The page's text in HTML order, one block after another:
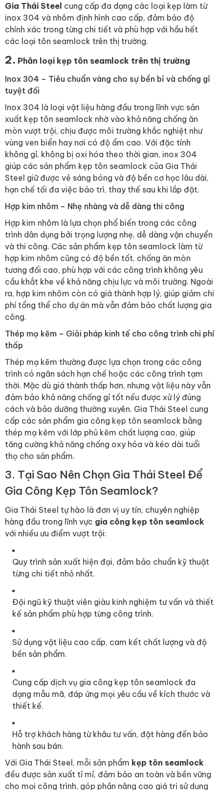
Gia Thái Steel cung cấp đa dạng các loại kẹp làm từ
inox 304 và nhôm định hình cao cấp, đảm bảo độ
chính xác trong từng chi tiết và phù hợp với hầu hết
các loại tôn seamlock trên thị trường.
2. Phân loại kẹp tôn seamlock trên thị trường
Inox 304 – Tiêu chuẩn vàng cho sự bền bỉ và chống gỉ
tuyệt đối
Inox 304 là loại vật liệu hàng đầu trong lĩnh vực sản
xuất kẹp tôn seamlock nhờ vào khả năng chống ăn
mòn vượt trội, chịu được môi trường khắc nghiệt như
vùng ven biển hay nơi có độ ẩm cao. Với đặc tính
không gỉ, không bị oxi hóa theo thời gian, inox 304
giúp các sản phẩm kẹp tôn seamlock của Gia Thái
Steel giữ được vẻ sáng bóng và độ bền cơ học lâu dài,
hạn chế tối đa việc bảo trì, thay thế sau khi lắp đặt.
Hợp kim nhôm – Nhẹ nhàng và dễ dàng thi công
Hợp kim nhôm là lựa chọn phổ biến trong các công
trình dân dụng bởi trọng lượng nhẹ, dễ dàng vận chuyển
và thi công. Các sản phẩm kẹp tôn seamlock làm từ
hợp kim nhôm cũng có độ bền tốt, chống ăn mòn
tương đối cao, phù hợp với các công trình không yêu
cầu khắt khe về khả năng chịu lực và môi trường. Ngoài
ra, hợp kim nhôm còn có giá thành hợp lý, giúp giảm chi
phí tổng thể cho dự án mà vẫn đảm bảo chất lượng gia
công.
Thép mạ kẽm – Giải pháp kinh tế cho công trình chi phí
thấp
Thép mạ kẽm thường được lựa chọn trong các công
trình có ngân sách hạn chế hoặc các công trình tạm
thời. Mặc dù giá thành thấp hơn, nhưng vật liệu này vẫn
đảm bảo khả năng chống gỉ tốt nếu được xử lý đúng
cách và bảo dưỡng thường xuyên. Gia Thái Steel cung
cấp các sản phẩm gia công kẹp tôn seamlock bằng
thép mạ kẽm với lớp phủ kẽm chất lượng cao, giúp
tăng cường khả năng chống oxy hóa và kéo dài tuổi
thọ cho sản phẩm.
3. Tại Sao Nên Chọn Gia Thái Steel Để
Gia Công Kẹp Tôn Seamlock?
Gia Thái Steel tự hào là đơn vị uy tín, chuyên nghiệp
hàng đầu trong lĩnh vực gia công kẹp tôn seamlock
với nhiều ưu điểm vượt trội:
Quy trình sản xuất hiện đại, đảm bảo chuẩn kỹ thuật
từng chi tiết nhỏ nhất.
Đội ngũ kỹ thuật viên giàu kinh nghiệm tư vấn và thiết
kế sản phẩm phù hợp từng công trình.
Sử dụng vật liệu cao cấp, cam kết chất lượng và độ
bền sản phẩm.
Cung cấp dịch vụ gia công kẹp tôn seamlock đa
dạng mẫu mã, đáp ứng mọi yêu cầu về kích thước và
thiết kế.
Hỗ trợ khách hàng từ khâu tư vấn, đặt hàng đến bảo
hành sau bán.
Với Gia Thái Steel, mỗi sản phẩm kẹp tôn seamlock
đều được sản xuất tỉ mỉ, đảm bảo an toàn và bền vững
cho mọi công trình, góp phần nâng cao giá trị sử dụng